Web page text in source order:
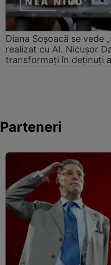
Diana Șoșoacă se vede
realizat cu AI. Nicușor
transformați în deținuți
Parteneri